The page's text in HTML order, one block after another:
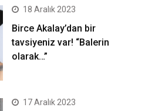
18 Aralık 2023
Birce Akalay’dan bir
tavsiyeniz var! “Balerin
olarak…”
17 Aralık 2023